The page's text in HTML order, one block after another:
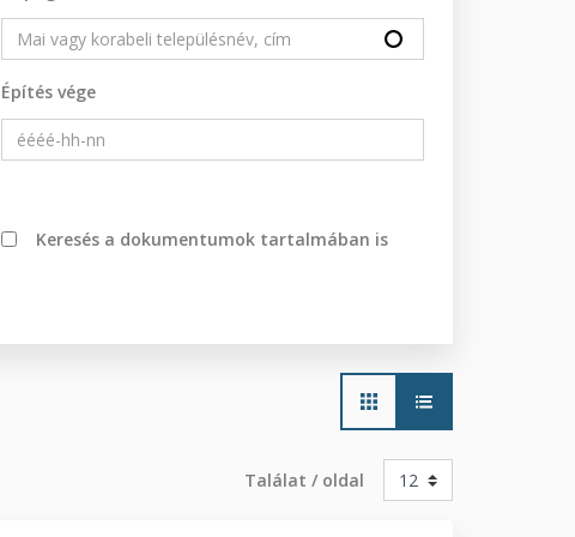
Építés vége
Keresés a dokumentumok tartalmában is
Main
navigation
Találat / oldal